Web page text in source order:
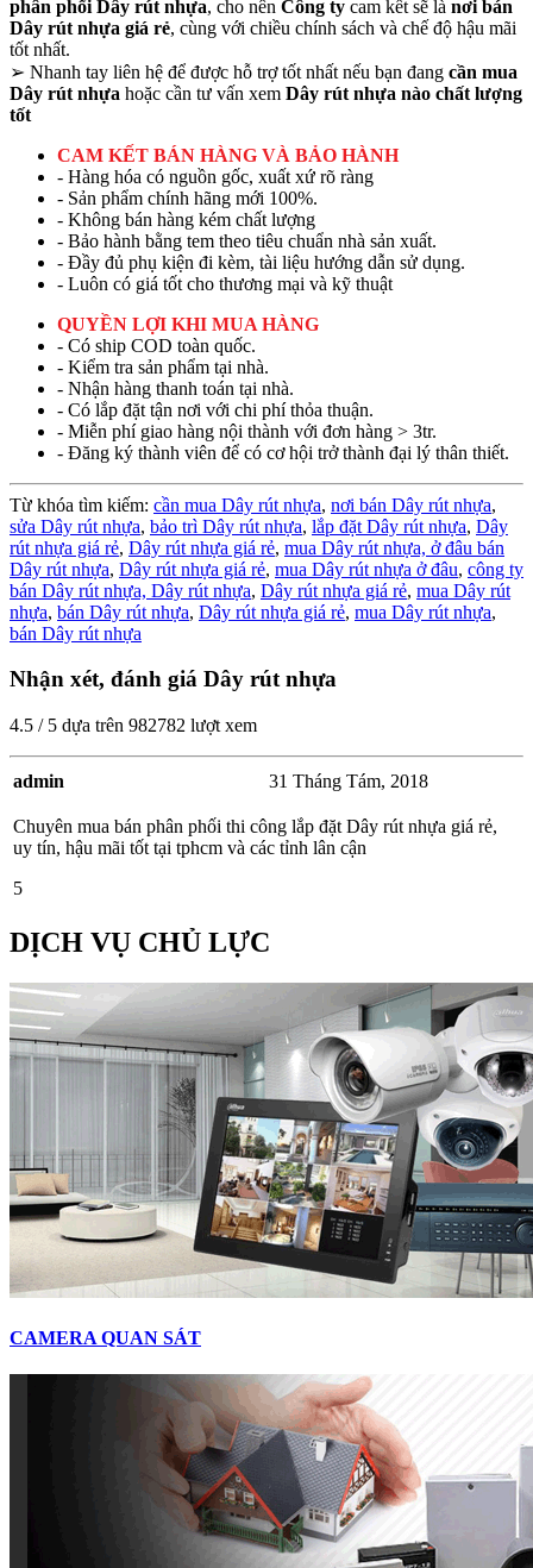
phân phối Dây rút nhựa, cho nên Công ty cam kết sẽ là nơi bán
Dây rút nhựa giá rẻ, cùng với chiều chính sách và chế độ hậu mãi
tốt nhất.
➢ Nhanh tay liên hệ để được hỗ trợ tốt nhất nếu bạn đang cần mua
Dây rút nhựa hoặc cần tư vấn xem Dây rút nhựa nào chất lượng
tốt
CAM KẾT BÁN HÀNG VÀ BẢO HÀNH
- Hàng hóa có nguồn gốc, xuất xứ rõ ràng
- Sản phẩm chính hãng mới 100%.
- Không bán hàng kém chất lượng
- Bảo hành bằng tem theo tiêu chuẩn nhà sản xuất.
- Đầy đủ phụ kiện đi kèm, tài liệu hướng dẫn sử dụng.
- Luôn có giá tốt cho thương mại và kỹ thuật
QUYỀN LỢI KHI MUA HÀNG
- Có ship COD toàn quốc.
- Kiểm tra sản phẩm tại nhà.
- Nhận hàng thanh toán tại nhà.
- Có lắp đặt tận nơi với chi phí thỏa thuận.
- Miễn phí giao hàng nội thành với đơn hàng > 3tr.
- Đăng ký thành viên để có cơ hội trở thành đại lý thân thiết.
Từ khóa tìm kiếm: cần mua Dây rút nhựa, nơi bán Dây rút nhựa,
sửa Dây rút nhựa, bảo trì Dây rút nhựa, lắp đặt Dây rút nhựa, Dây
rút nhựa giá rẻ, Dây rút nhựa giá rẻ, mua Dây rút nhựa, ở đâu bán
Dây rút nhựa, Dây rút nhựa giá rẻ, mua Dây rút nhựa ở đâu, công ty
bán Dây rút nhựa, Dây rút nhựa, Dây rút nhựa giá rẻ, mua Dây rút
nhựa, bán Dây rút nhựa, Dây rút nhựa giá rẻ, mua Dây rút nhựa,
bán Dây rút nhựa
Nhận xét, đánh giá Dây rút nhựa
4.5 / 5 dựa trên 982782 lượt xem
admin 31 Tháng Tám, 2018
Chuyên mua bán phân phối thi công lắp đặt Dây rút nhựa giá rẻ,
uy tín, hậu mãi tốt tại tphcm và các tỉnh lân cận
5
DỊCH VỤ CHỦ LỰC
CAMERA QUAN SÁT